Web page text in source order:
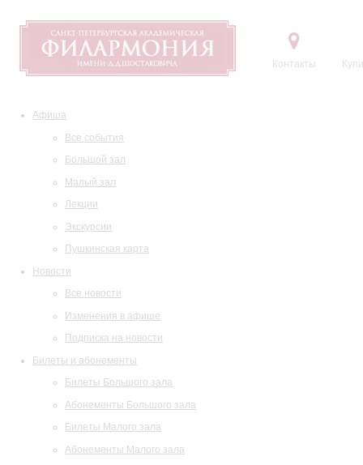
Контакты
Афиша
Все события
Большой зал
Малый зал
Лекции
Экскурсии
Пушкинская карта
Новости
Все новости
Изменения в афише
Подписка на новости
Билеты и абонементы
Билеты Большого зала
Абонементы Большого зала
Билеты Малого зала
Абонементы Малого зала